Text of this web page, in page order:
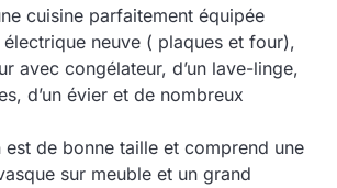
cuisine parfaitement équipée
électrique neuve ( plaques et four),
avec congélateur, d’un lave-linge,
d’un évier et de nombreux
est de bonne taille et comprend une
sur meuble et un grand